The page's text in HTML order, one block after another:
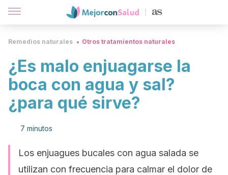
Remedios naturales Otros tratamientos naturales
¿Es malo enjuagarse la
boca con agua y sal?
¿para qué sirve?
7 minutos
Los enjuagues bucales con agua salada se
utilizan con frecuencia para calmar el dolor de